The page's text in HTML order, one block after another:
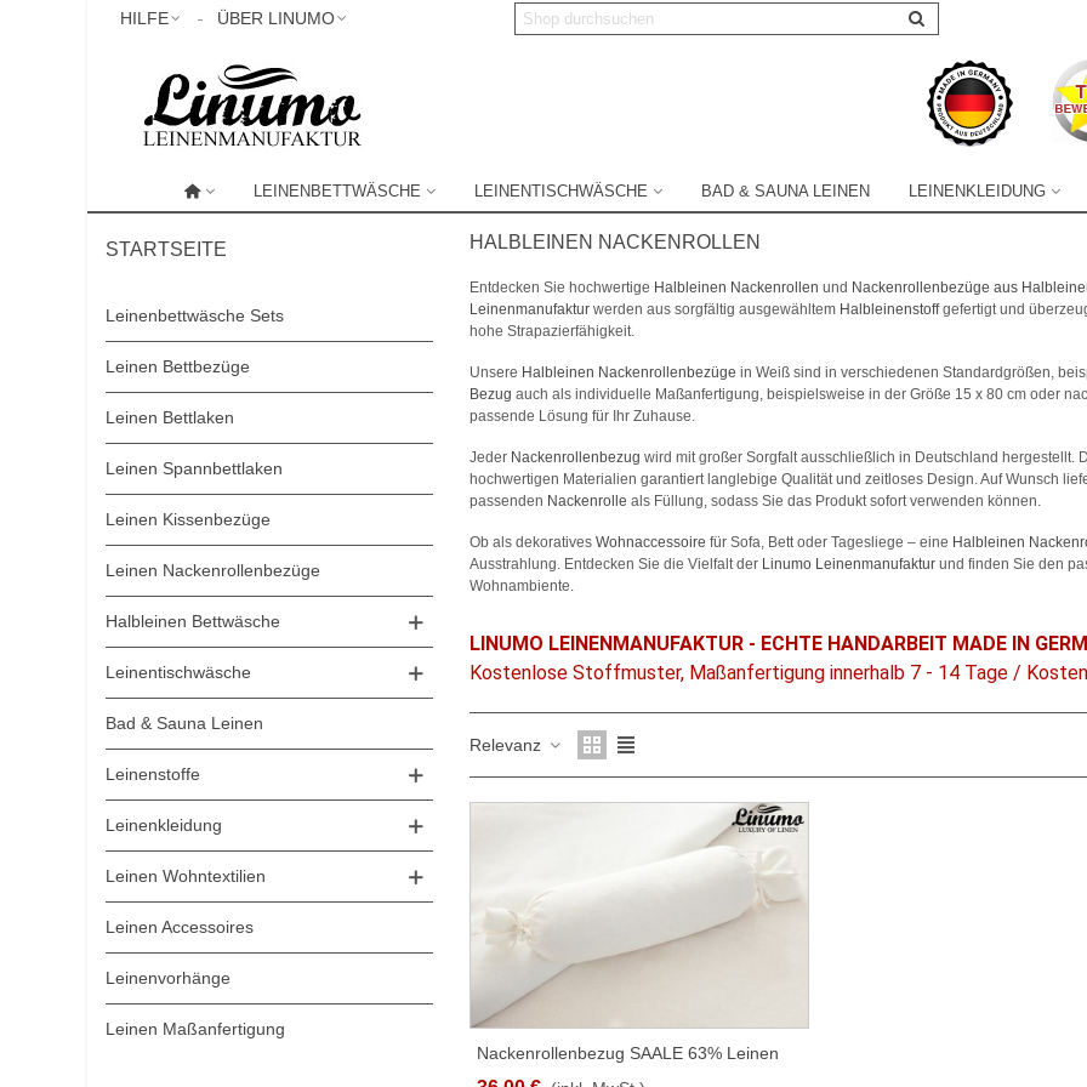
HILFE ÜBER LINUMO
LEINENBETTWÄSCHE LEINENTISCHWÄSCHE BAD & SAUNA LEINEN LEINENKLEIDUNG
STARTSEITE
Leinenbettwäsche Sets
Leinen Bettbezüge
Leinen Bettlaken
Leinen Spannbettlaken
Leinen Kissenbezüge
Leinen Nackenrollenbezüge
Halbleinen Bettwäsche
Leinentischwäsche
Bad & Sauna Leinen
Leinenstoffe
Leinenkleidung
Leinen Wohntextilien
Leinen Accessoires
Leinenvorhänge
Leinen Maßanfertigung
HALBLEINEN NACKENROLLEN
Entdecken Sie hochwertige Halbleinen Nackenrollen und Nackenrollenbezüge aus
Leinenmanufaktur werden aus sorgfältig ausgewähltem Halbleinenstoffgefertigt und
hohe Strapazierfähigkeit.
Unsere Halbleinen Nackenrollenbezüge in Weiß sind in verschiedenen Standardgrößen,
Bezug auch als individuelle Maßanfertigung, beispielsweise in der Größe 15 x 80 cm oder
passende Lösung für Ihr Zuhause.
Jeder Nackenrollenbezug wird mit großer Sorgfalt ausschließlich in Deutschland hergestellt.
hochwertigen Materialien garantiert langlebige Qualität und zeitloses Design. Auf Wunsch
passenden Nackenrolle als Füllung, sodass Sie das Produkt sofort verwenden können.
Ob als dekoratives Wohnaccessoire für Sofa, Bett oder Tagesliege – eine Halbleinen
Ausstrahlung. Entdecken Sie die Vielfalt der Linumo Leinenmanufaktur und finden Sie den
Wohnambiente.
LINUMO LEINENMANUFAKTUR - ECHTE HANDARBEIT MADE IN
Kostenlose Stoffmuster, Maßanfertigung innerhalb 7 - 14 Tage /
Relevanz
SCHNELLANSICHT
Nackenrollenbezug SAALE 63% Leinen
Weiss 15x40cm